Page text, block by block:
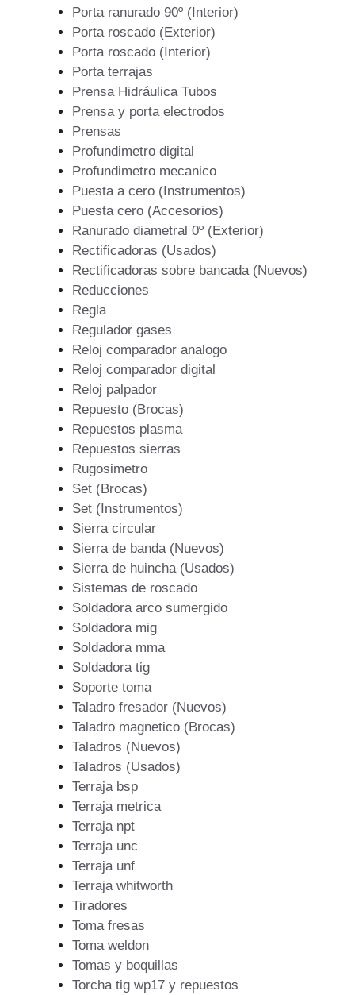
Porta ranurado 90º (Interior)
Porta roscado (Exterior)
Porta roscado (Interior)
Porta terrajas
Prensa Hidráulica Tubos
Prensa y porta electrodos
Prensas
Profundimetro digital
Profundimetro mecanico
Puesta a cero (Instrumentos)
Puesta cero (Accesorios)
Ranurado diametral 0º (Exterior)
Rectificadoras (Usados)
Rectificadoras sobre bancada (Nuevos)
Reducciones
Regla
Regulador gases
Reloj comparador analogo
Reloj comparador digital
Reloj palpador
Repuesto (Brocas)
Repuestos plasma
Repuestos sierras
Rugosimetro
Set (Brocas)
Set (Instrumentos)
Sierra circular
Sierra de banda (Nuevos)
Sierra de huincha (Usados)
Sistemas de roscado
Soldadora arco sumergido
Soldadora mig
Soldadora mma
Soldadora tig
Soporte toma
Taladro fresador (Nuevos)
Taladro magnetico (Brocas)
Taladros (Nuevos)
Taladros (Usados)
Terraja bsp
Terraja metrica
Terraja npt
Terraja unc
Terraja unf
Terraja whitworth
Tiradores
Toma fresas
Toma weldon
Tomas y boquillas
Torcha tig wp17 y repuestos